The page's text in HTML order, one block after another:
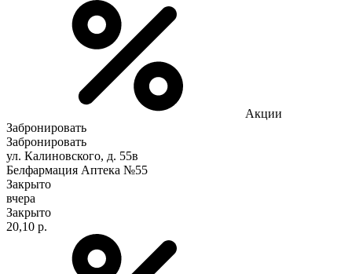
Акции
Забронировать
Забронировать
ул. Калиновского, д. 55в
Белфармация Аптека №55
Закрыто
вчера
Закрыто
20,10 р.